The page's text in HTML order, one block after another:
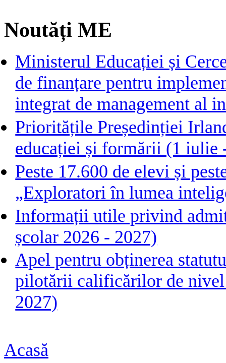
Noutăți ME
Ministerul Educației și
de finanțare pentru
integrat de management al
Prioritățile Președinției
educației și formării (1 iulie
Peste 17.600 de elevi și
„Exploratori în lumea
Informații utile privind
școlar 2026 - 2027)
Apel pentru obținerea
pilotării calificărilor de
2027)
Eşti aici
Acasă